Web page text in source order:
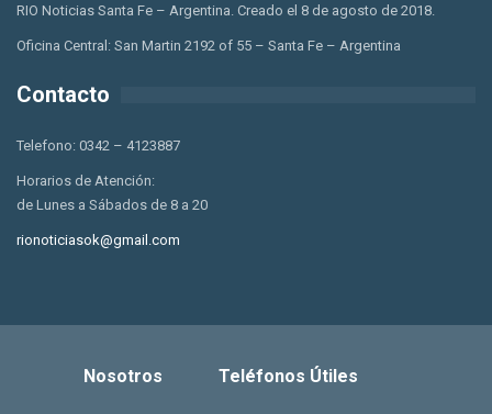
RIO Noticias Santa Fe – Argentina. Creado el 8 de agosto de 2018.
Oficina Central: San Martin 2192 of 55 – Santa Fe – Argentina
Contacto
Telefono: 0342 – 4123887
Horarios de Atención:
de Lunes a Sábados de 8 a 20
rionoticiasok@gmail.com
Nosotros Teléfonos Útiles